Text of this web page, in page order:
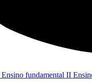
Ensino fundamental II